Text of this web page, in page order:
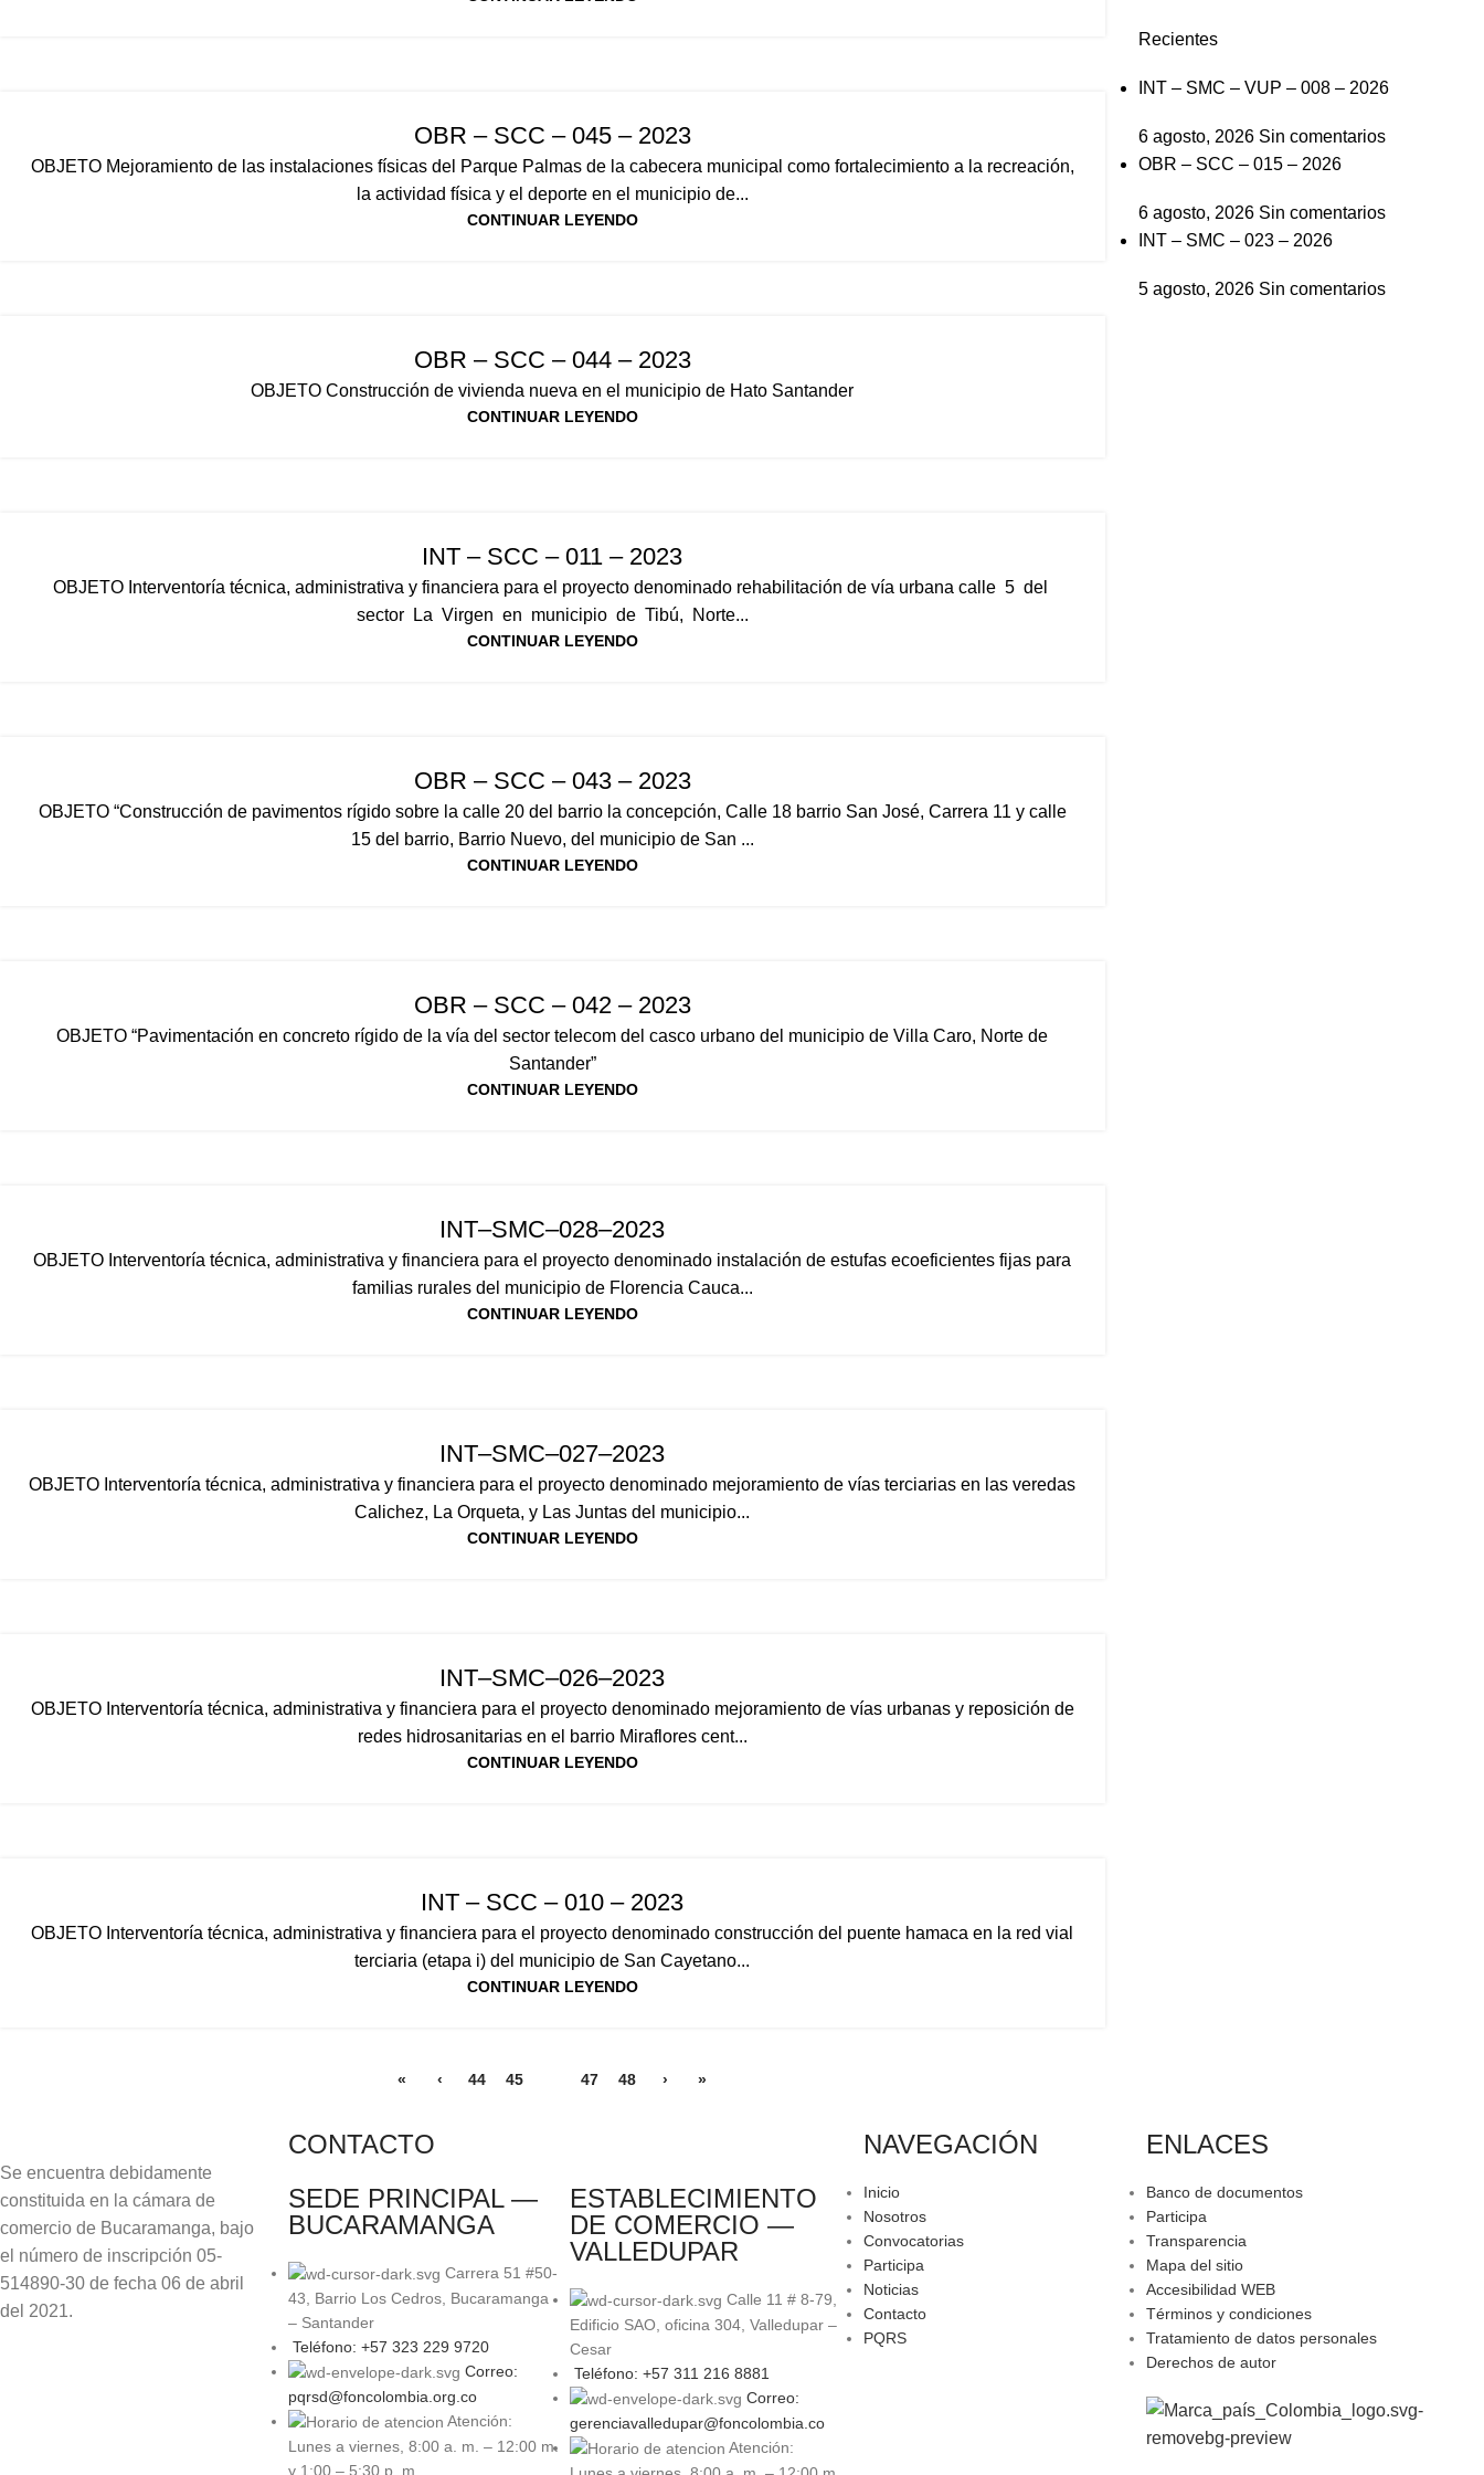
OBR – SCC – 045 – 2023
OBJETO Mejoramiento de las instalaciones físicas del Parque Palmas de la cabecera municipal como fortalecimiento a la recreación,
la actividad física y el deporte en el municipio de...
CONTINUAR LEYENDO
OBR – SCC – 044 – 2023
OBJETO Construcción de vivienda nueva en el municipio de Hato Santander
CONTINUAR LEYENDO
INT – SCC – 011 – 2023
OBJETO Interventoría técnica, administrativa y financiera para el proyecto denominado rehabilitación de vía urbana calle 5 del
sector La Virgen en municipio de Tibú, Norte...
CONTINUAR LEYENDO
OBR – SCC – 043 – 2023
OBJETO “Construcción de pavimentos rígido sobre la calle 20 del barrio la concepción, Calle 18 barrio San José, Carrera 11 y calle
15 del barrio, Barrio Nuevo, del municipio de San ...
CONTINUAR LEYENDO
OBR – SCC – 042 – 2023
OBJETO “Pavimentación en concreto rígido de la vía del sector telecom del casco urbano del municipio de Villa Caro, Norte de
Santander”
CONTINUAR LEYENDO
INT–SMC–028–2023
OBJETO Interventoría técnica, administrativa y financiera para el proyecto denominado instalación de estufas ecoeficientes fijas para
familias rurales del municipio de Florencia Cauca...
CONTINUAR LEYENDO
INT–SMC–027–2023
OBJETO Interventoría técnica, administrativa y financiera para el proyecto denominado mejoramiento de vías terciarias en las veredas
Calichez, La Orqueta, y Las Juntas del municipio...
CONTINUAR LEYENDO
INT–SMC–026–2023
OBJETO Interventoría técnica, administrativa y financiera para el proyecto denominado mejoramiento de vías urbanas y reposición de
redes hidrosanitarias en el barrio Miraflores cent...
CONTINUAR LEYENDO
INT – SCC – 010 – 2023
OBJETO Interventoría técnica, administrativa y financiera para el proyecto denominado construcción del puente hamaca en la red vial
terciaria (etapa i) del municipio de San Cayetano...
CONTINUAR LEYENDO
« ‹ 44 45 47 48 › »
Recientes
INT – SMC – VUP – 008 – 2026
6 agosto, 2026 Sin comentarios
OBR – SCC – 015 – 2026
6 agosto, 2026 Sin comentarios
INT – SMC – 023 – 2026
5 agosto, 2026 Sin comentarios
Se encuentra debidamente
constituida en la cámara de
comercio de Bucaramanga, bajo
el número de inscripción 05-
514890-30 de fecha 06 de abril
del 2021.
CONTACTO
SEDE PRINCIPAL —
BUCARAMANGA
Carrera 51 #50-
43, Barrio Los Cedros, Bucaramanga
– Santander
Teléfono: +57 323 229 9720
Correo:
pqrsd@foncolombia.org.co
Atención:
Lunes a viernes, 8:00 a. m. – 12:00 m.
y 1:00 – 5:30 p. m.
ESTABLECIMIENTO
DE COMERCIO —
VALLEDUPAR
Calle 11 # 8-79,
Edificio SAO, oficina 304, Valledupar –
Cesar
Teléfono: +57 311 216 8881
Correo:
gerenciavalledupar@foncolombia.co
Atención:
NAVEGACIÓN
Inicio
Nosotros
Convocatorias
Participa
Noticias
Contacto
PQRS
ENLACES
Banco de documentos
Participa
Transparencia
Mapa del sitio
Accesibilidad WEB
Términos y condiciones
Tratamiento de datos personales
Derechos de autor